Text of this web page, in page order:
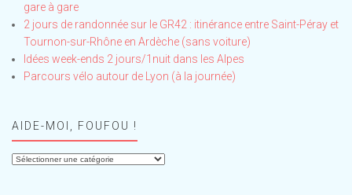
gare à gare
2 jours de randonnée sur le GR42 : itinérance entre Saint-Péray et
Tournon-sur-Rhône en Ardèche (sans voiture)
Idées week-ends 2 jours/1nuit dans les Alpes
Parcours vélo autour de Lyon (à la journée)
AIDE-MOI, FOUFOU !
Aide-